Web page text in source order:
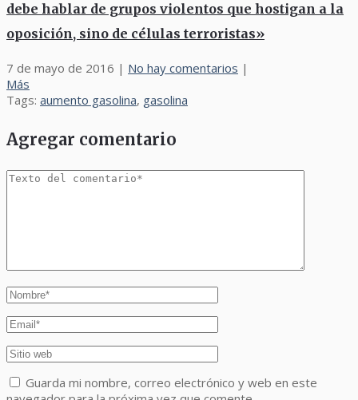
debe hablar de grupos violentos que hostigan a la
oposición, sino de células terroristas»
7 de mayo de 2016 | No hay comentarios |
Más
Tags: aumento gasolina, gasolina
Agregar comentario
Guarda mi nombre, correo electrónico y web en este